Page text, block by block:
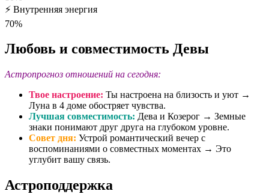
⚡ Внутренняя энергия
70%
Любовь и совместимость Девы
Астропрогноз отношений на сегодня:
Твое настроение: Ты настроена на близость и уют →
Луна в 4 доме обостряет чувства.
Лучшая совместимость: Дева и Козерог → Земные
знаки понимают друг друга на глубоком уровне.
Совет дня: Устрой романтический вечер с
воспоминаниями о совместных моментах → Это
углубит вашу связь.
Астроподдержка